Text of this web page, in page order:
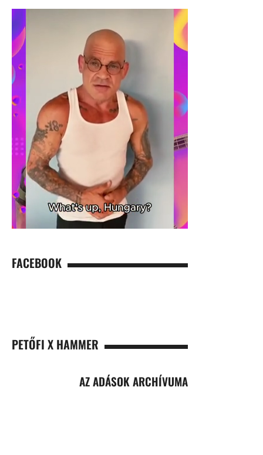
FACEBOOK
PETŐFI X HAMMER
AZ ADÁSOK ARCHÍVUMA